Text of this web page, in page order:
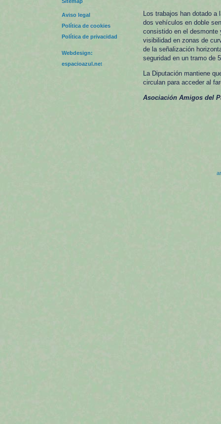
Aviso legal
Política de cookies
Política de privacidad
Webdesign:
espacioazul.net
Los trabajos han dotado
dos vehículos en doble
consistido en el desmonte
visibilidad en zonas de
de la señalización
seguridad en un tramo de
La Diputación mantiene
circulan para acceder al
Asociación Amigos del